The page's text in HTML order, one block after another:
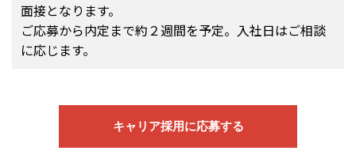
面接となります。
ご応募から内定まで約２週間を予定。入社日はご相談
に応じます。
キャリア採用に応募する